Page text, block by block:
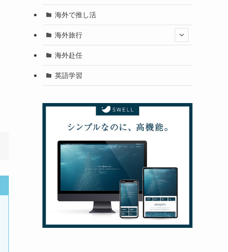
海外で推し活
海外旅行
海外赴任
英語学習